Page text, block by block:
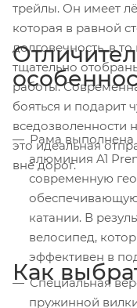
трейлы. Он имеет
которая в равной
долговечность, в
тщательно
работы.
бояться и подарит
вседозволенности
это идеальная
вне дорог.
Рама выполнена
алюминия A1
современную
катании. В
велосипед,
эффективен в
Специальная
пружинной
Как